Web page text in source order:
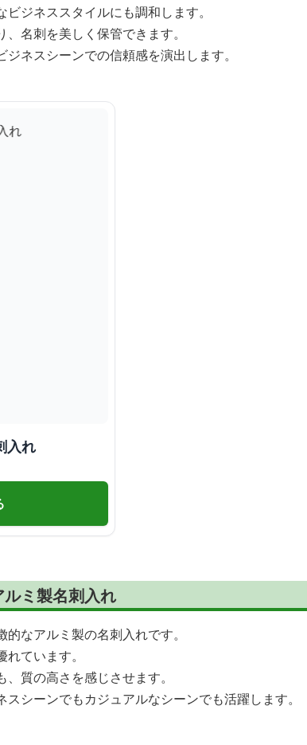
ジネススタイルにも調和します。
名刺を美しく保管できます。
ネスシーンでの信頼感を演出します。
入れ
ミ製名刺入れ
なアルミ製の名刺入れです。
ています。
質の高さを感じさせます。
シーンでもカジュアルなシーンでも活躍します。